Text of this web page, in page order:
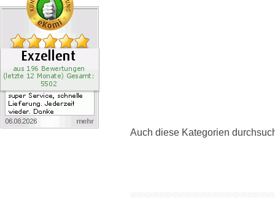
Auch diese Kategorien